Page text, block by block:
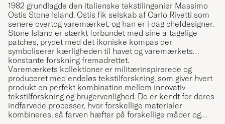
1982 grundlagde den italienske tekstilingeniør Massimo
Ostis Stone Island. Ostis fik selskab af Carlo Rivetti som
senere overtog varemærket, og han er i dag chefdesigner.
Stone Island er stærkt forbundet med sine aftagelige
patches, prydet med det ikoniske kompas der
symboliserer kærligheden til havet og varemærkets
konstante forskning fremadrettet.
Varemærkets kollektioner er militærinspirerede og
produceret med endeløs tekstilforskning, som giver hvert
produkt en perfekt kombination mellem innovativ
tekstilforskning og brugervenlighed. De er kendt for deres
indfarvede processer, hvor forskellige materialer
kombineres, så farven hæfter på forskellige måder og